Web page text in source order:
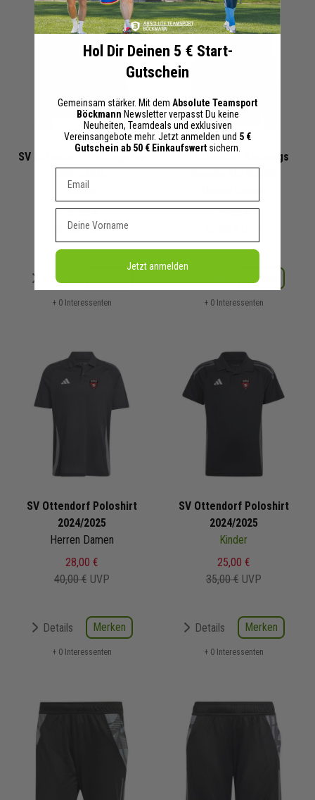
SV Ottendorf Trainingstop
Kinder
35,00 €
50,00 € UVP
Details
+ 0 Interessenten
SV Ottendorf Trainings
39,00 €
Merken
+ 0 Interessenten
SV Ottendorf Poloshirt
2024/2025
Herren Damen
28,00 €
40,00 € UVP
Details Merken
+ 0 Interessenten
SV Ottendorf Poloshirt
2024/2025
Kinder
25,00 €
35,00 € UVP
Details Merken
+ 0 Interessenten
Hol Dir Deinen 5 € Start-
Gutschein
Gemeinsam stärker. Mit dem Absolute Teamsport
Böckmann Newsletter verpasst Du keine
Neuheiten, Teamdeals und exklusiven
Vereinsangebote mehr. Jetzt anmelden und 5 €
Gutschein ab 50 € Einkaufswert sichern.
Jetzt anmelden